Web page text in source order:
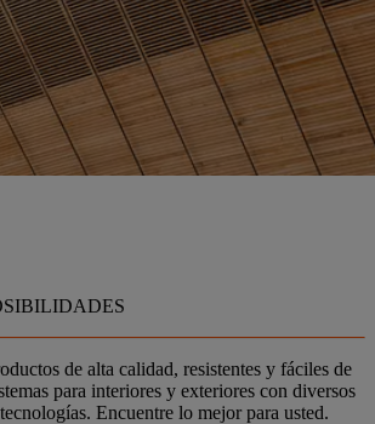
de alta calidad, resistentes y fáciles de
para interiores y exteriores con diversos
Encuentre lo mejor para usted.